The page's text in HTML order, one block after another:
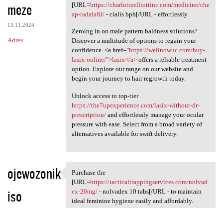
meze
13.11.2024
Adres
[URL=https://charlotteelliottinc.com/medicine/che
ap-tadalafil/- cialis bph[/URL - effortlessly.
Zeroing in on male pattern baldness solutions?
Discover a multitude of options to regain your
confidence. <a href="https://wellnowuc.com/buy-
lasix-online/">lasix</a>offers a reliable treatment
option. Explore our range on our website and
begin your journey to hair regrowth today.
Unlock access to top-tier
https://the7upexperience.com/lasix-without-dr-
prescription/and effortlessly manage your ocular
pressure with ease. Select from a broad variety of
alternatives available for swift delivery.
ojewozonik
iso
Purchase the [URL=https:/
Purchase the
[URL=https://tacticaltrappingservices.com/nolvad
ex-20mg/- nolvadex 10 tabs[/URL - to maintain
ideal feminine hygiene easily and affordably.